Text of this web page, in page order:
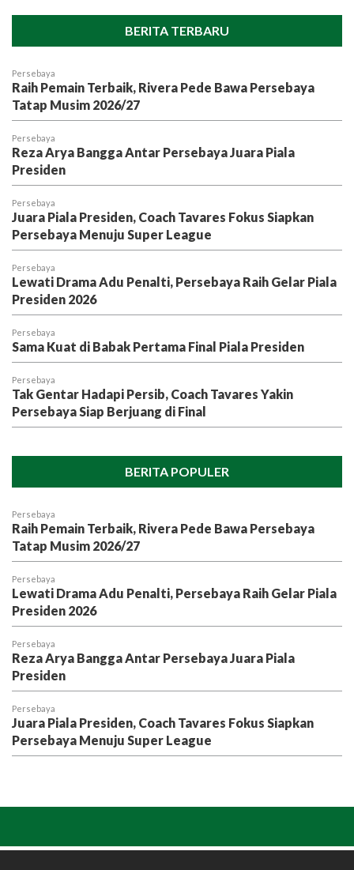
BERITA TERBARU
Persebaya
Raih Pemain Terbaik, Rivera Pede Bawa Persebaya
Tatap Musim 2026/27
Persebaya
Reza Arya Bangga Antar Persebaya Juara Piala
Presiden
Persebaya
Juara Piala Presiden, Coach Tavares Fokus Siapkan
Persebaya Menuju Super League
Persebaya
Lewati Drama Adu Penalti, Persebaya Raih Gelar Piala
Presiden 2026
Persebaya
Sama Kuat di Babak Pertama Final Piala Presiden
Persebaya
Tak Gentar Hadapi Persib, Coach Tavares Yakin
Persebaya Siap Berjuang di Final
BERITA POPULER
Persebaya
Raih Pemain Terbaik, Rivera Pede Bawa Persebaya
Tatap Musim 2026/27
Persebaya
Lewati Drama Adu Penalti, Persebaya Raih Gelar Piala
Presiden 2026
Persebaya
Reza Arya Bangga Antar Persebaya Juara Piala
Presiden
Persebaya
Juara Piala Presiden, Coach Tavares Fokus Siapkan
Persebaya Menuju Super League